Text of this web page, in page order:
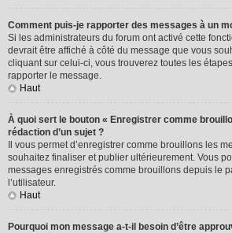
Comment puis-je rapporter des messages à un
Si les administrateurs du forum ont activé cette
devrait être affiché à côté du message que vous
cliquant sur celui-ci, vous trouverez toutes les
rapporter le message.
Haut
À quoi sert le bouton « Enregistrer comme
rédaction d’un sujet ?
Il vous permet d’enregistrer comme brouillons les
souhaitez finaliser et publier ultérieurement. Vous
messages enregistrés comme brouillons depuis le
l’utilisateur.
Haut
Pourquoi mon message a-t-il besoin d’être